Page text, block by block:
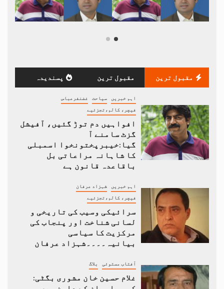
مقبول ترین مقبول ترین پسندیدہ
اہم خبریں سیاحت غضنفرعباس
فیچر، کالم،تجزئیے
افواہیں دم توڑ گئیں، آفیشل
گزٹ سامنے آ
گیا:خیبرپختونخوا اسمبلی
کا شاہانہ مراعاتی بل
باقاعدہ قانون ہے
اہم خبریں شہزاد عرفان
فیچر، کالم،تجزئیے
سرائیکی وسیب کی تاریخی و
لسانی شناخت اور پنجاب کی
مرکزیت کا سیاسی
بیانیہ۔۔۔۔شہزاد عرفان
آفتاب مستوئی بلاگ
غلام حسین خان مشوری بگٹی: